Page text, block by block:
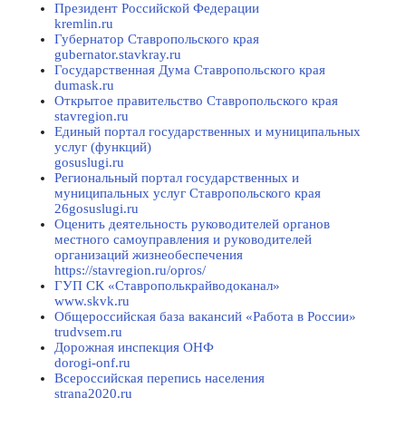
Президент Российской Федерации
kremlin.ru
Губернатор Ставропольского края
gubernator.stavkray.ru
Государственная Дума Ставропольского края
dumask.ru
Открытое правительство Ставропольского края
stavregion.ru
Единый портал государственных и муниципальных
услуг (функций)
gosuslugi.ru
Региональный портал государственных и
муниципальных услуг Ставропольского края
26gosuslugi.ru
Оценить деятельность руководителей органов
местного самоуправления и руководителей
организаций жизнеобеспечения
https://stavregion.ru/opros/
ГУП СК «Ставрополькрайводоканал»
www.skvk.ru
Общероссийская база вакансий «Работа в России»
trudvsem.ru
Дорожная инспекция ОНФ
dorogi-onf.ru
Всероссийская перепись населения
strana2020.ru